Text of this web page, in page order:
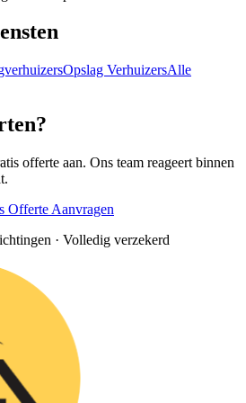
Opslag VerhuizersAlle
offerte aan. Ons team reageert binnen
Offerte Aanvragen
· Volledig verzekerd